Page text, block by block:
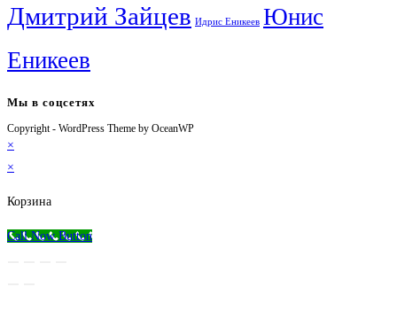
Дмитрий Зайцев Идрис Еникеев Юнис
Еникеев
Мы в соцсетях
Откроется
вкладке
Откроется
вкладке
Откроется
вкладке
Откроется
приложении
Copyright - WordPress Theme by OceanWP
×
×
Корзина
Call Now Button